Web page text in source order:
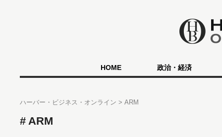
HOME 政治・経済
ハーバー・ビジネス・オンライン ARM
ARM